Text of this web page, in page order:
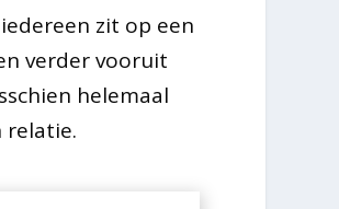
zit op een
verder vooruit
helemaal
relatie.